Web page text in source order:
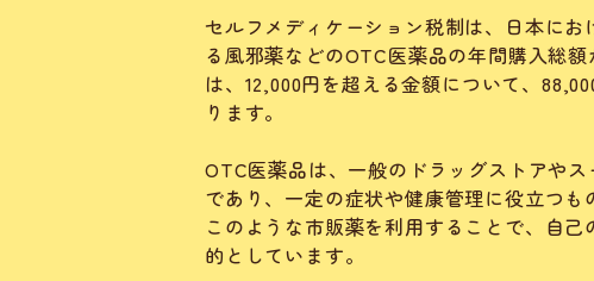
セルフメディケーション税制は、日本に
る風邪薬などのOTC医薬品の年間購入総
は、12,000円を超える金額について、
ります。
OTC医薬品は、一般のドラッグストアや
であり、一定の症状や健康管理に役立つも
このような市販薬を利用することで、自
的としています。